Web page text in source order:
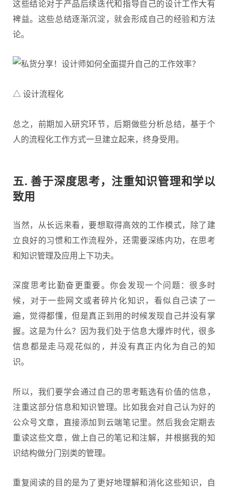
这些结论对于产品后续迭代和指导自己的设计工作大有
裨益。这些总结逐渐沉淀，就会形成自己的经验和方法
论。
△ 设计流程化
总之，前期加入研究环节，后期做些分析总结，基于个
人的流程化工作方式一旦建立起来，终身受用。
五. 善于深度思考，注重知识管理和学以
致用
当然，从长远来看，要想取得高效的工作模式，除了建
立良好的习惯和工作流程外，还需要深练内功，在思考
和知识管理及应用上下功夫。
深度思考比勤奋更重要。你会发现一个问题：很多时
候，对于一些网文或者碎片化知识，看似自己读了一
遍，觉得都懂，但是真正到用的时候发现自己并没有掌
握。这是为什么？因为我们处于信息大爆炸时代，很多
信息都是走马观花似的，并没有真正内化为自己的知
识。
所以，我们要学会通过自己的思考甄选有价值的信息，
注重这部分信息和知识管理。比如我会对自己认为好的
公众号文章，直接添加到云端笔记里。然后我会定期去
重读这些文章，做上自己的笔记和注解，并根据我的知
识结构做分门别类的管理。
重复阅读的目的是为了更好地理解和消化这些知识，自